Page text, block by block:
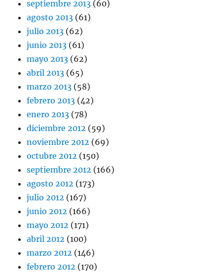
septiembre 2013 (60)
agosto 2013 (61)
julio 2013 (62)
junio 2013 (61)
mayo 2013 (62)
abril 2013 (65)
marzo 2013 (58)
febrero 2013 (42)
enero 2013 (78)
diciembre 2012 (59)
noviembre 2012 (69)
octubre 2012 (150)
septiembre 2012 (166)
agosto 2012 (173)
julio 2012 (167)
junio 2012 (166)
mayo 2012 (171)
abril 2012 (100)
marzo 2012 (146)
febrero 2012 (170)